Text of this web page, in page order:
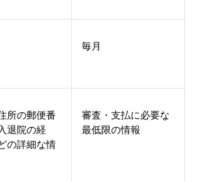
毎月
所の郵便番
退院の経
の詳細な情
審査・支払に必要な
最低限の情報